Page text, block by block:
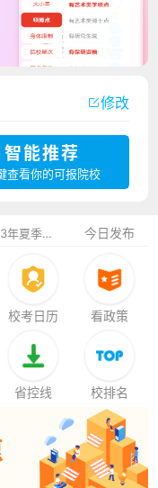
修改
智能推荐
查看你的可报院校
厦门大学嘉庚学院2023年艺术类招生简章
湛江幼儿师范专科学校2023年夏季高考招生简章
香港中文大学（深圳）2023年夏季高考招生简章
今日发布
校考日历 看政策
省控线 校排名